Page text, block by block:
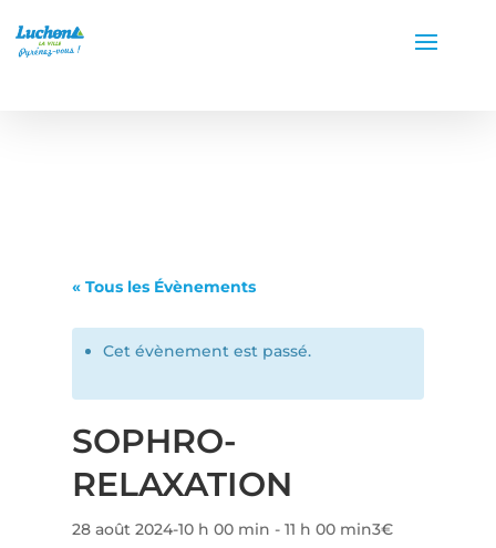
« Tous les Évènements
Cet évènement est passé.
SOPHRO-
RELAXATION
28 août 2024-10 h 00 min - 11 h 00 min3€